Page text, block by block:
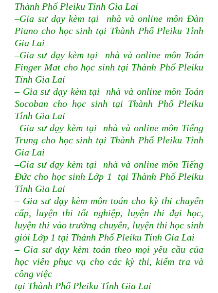
Thành Phố Pleiku Tỉnh Gia Lai
–Gia sư dạy kèm tại nhà và online môn Đàn
Piano cho học sinh tại Thành Phố Pleiku Tỉnh
Gia Lai
–Gia sư dạy kèm tại nhà và online môn Toán
Finger Mat cho học sinh tại Thành Phố Pleiku
Tỉnh Gia Lai
– Gia sư dạy kèm tại nhà và online môn Toán
Socoban cho học sinh tại Thành Phố Pleiku
Tỉnh Gia Lai
–Gia sư dạy kèm tại nhà và online môn Tiếng
Trung cho học sinh tại Thành Phố Pleiku Tỉnh
Gia Lai
–Gia sư dạy kèm tại nhà và online môn Tiếng
Đức cho học sinh Lớp 1 tại Thành Phố Pleiku
Tỉnh Gia Lai
– Gia sư dạy kèm môn toán cho kỳ thi chuyển
cấp, luyện thi tốt nghiệp, luyện thi đại học,
luyện thi vào trường chuyên, luyện thi học sinh
giỏi Lớp 1 tại Thành Phố Pleiku Tỉnh Gia Lai
– Gia sư dạy kèm toán theo mọi yêu cầu của
học viên phục vụ cho các kỳ thi, kiểm tra và
công việc
tại Thành Phố Pleiku Tỉnh Gia Lai